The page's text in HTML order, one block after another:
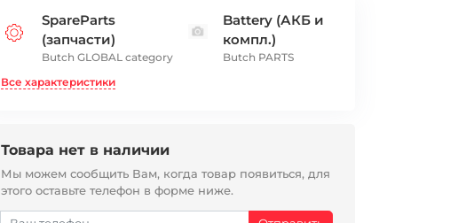
SpareParts
(запчасти)
Butch GLOBAL category
Battery (АКБ и
компл.)
Butch PARTS
Все характеристики
Товара нет в наличии
Мы можем сообщить Вам, когда товар появиться, для
этого оставьте телефон в форме ниже.